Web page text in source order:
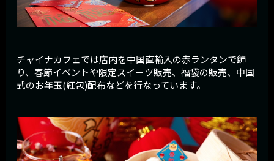
チャイナカフェでは店内を中国直輸入の赤ランタンで飾
り、春節イベントや限定スイーツ販売、福袋の販売、中国
式のお年玉(紅包)配布などを行なっています。